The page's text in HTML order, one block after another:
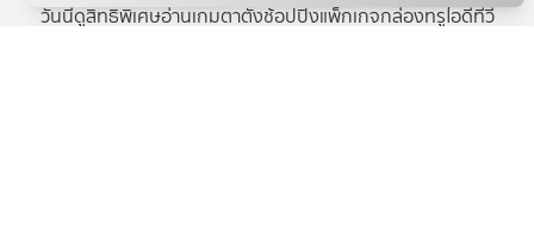
วันนี้ดูสิทธิพิเศษอ่านเกมตาตั้งช้อปปิ้งแพ็กเกจกล่องทรูไอดีทีวี